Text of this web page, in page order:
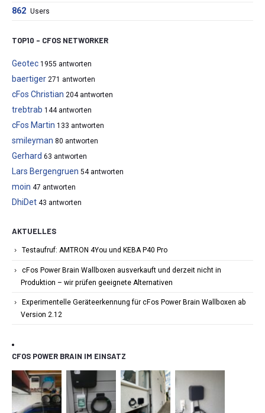
862 Users
TOP10 – CFOS NETWORKER
Geotec 1955 antworten
baertiger 271 antworten
cFos Christian 204 antworten
trebtrab 144 antworten
cFos Martin 133 antworten
smileyman 80 antworten
Gerhard 63 antworten
Lars Bergengruen 54 antworten
moin 47 antworten
DhiDet 43 antworten
AKTUELLES
Testaufruf: AMTRON 4You und KEBA P40 Pro
cFos Power Brain Wallboxen ausverkauft und derzeit nicht in
Produktion – wir prüfen geeignete Alternativen
Experimentelle Geräteerkennung für cFos Power Brain Wallboxen ab
Version 2.12
CFOS POWER BRAIN IM EINSATZ